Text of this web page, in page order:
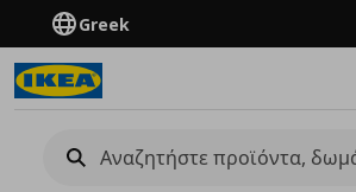
Greek